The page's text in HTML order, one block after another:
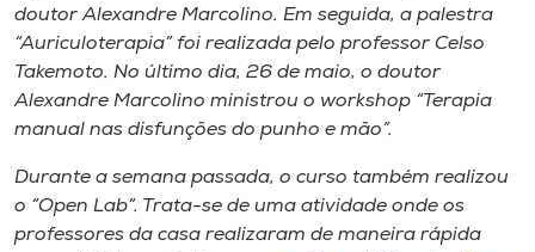
doutor Alexandre Marcolino. Em seguida, a palestra
“Auriculoterapia” foi realizada pelo professor Celso
Takemoto. No último dia, 26 de maio, o doutor
Alexandre Marcolino ministrou o workshop “Terapia
manual nas disfunções do punho e mão”.
Durante a semana passada, o curso também realizou
o “Open Lab”. Trata-se de uma atividade onde os
professores da casa realizaram de maneira rápida